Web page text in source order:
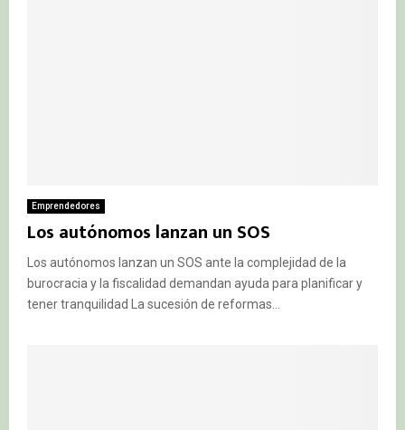
Emprendedores
Los autónomos lanzan un SOS
Los autónomos lanzan un SOS ante la complejidad de la
burocracia y la fiscalidad demandan ayuda para planificar y
tener tranquilidad La sucesión de reformas...